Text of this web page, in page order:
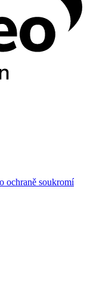
ochraně soukromí